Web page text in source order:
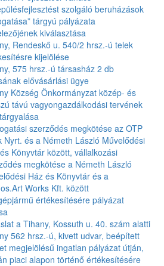
szolgáló beruházások
tárgyú pályázata
kiválasztása
Rendeskő u. 540/2 hrsz.-ú telek
kijelölése
575 hrsz.-ú társasház 2 db
elővásárlási ügye
Község Önkormányzat közép- és
távú vagyongazdálkodási tervének
szerződés megkötése az OTP
Nyrt. és a Németh László Művelődési
Könyvtár között, vállalkozási
megkötése a Németh László
Ház és Könyvtár és a
Works Kft. között
értékesítésére pályázat
a Tihany, Kossuth u. 40. szám alatti
562 hrsz.-ú, kivett udvar, beépített
megjelölésű ingatlan pályázat útján,
piaci alapon történő értékesítésére